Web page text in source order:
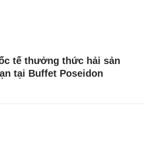
tế thưởng thức hải sản
tại Buffet Poseidon